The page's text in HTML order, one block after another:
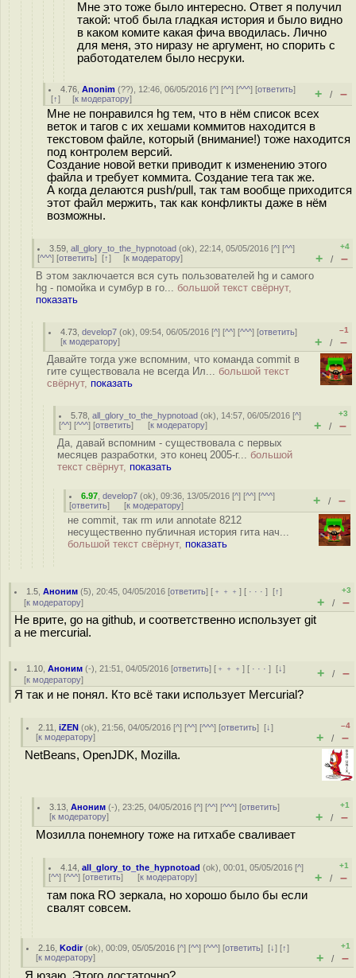
Мне это тоже было интересно. Ответ я получил
такой: чтоб была гладкая история и было видно
в каком комите какая фича вводилась. Лично
для меня, это ниразу не аргумент, но спорить с
работодателем было несруки.
4.76 ,Anonim (??), 12:46, 06/05/2016 [^] [^^] [^^^] [ответить]
[↑] [к модератору] + / –
Мне не понравился hg тем, что в нём список всех
веток и тагов с их хешами коммитов находится в
текстовом файле, который (внимание!) тоже находится
под контролем версий.
Создание новой ветки приводит к изменению этого
файла и требует коммита. Создание тега так же.
А когда делаются push/pull, так там вообще приходится
этот файл мержить, так как конфликты даже в нём
возможны.
3.59 ,all_glory_to_the_hypnotoad (ok), 22:14, 05/05/2016 [^] [^^]
[^^^] [ответить] [↑] [к модератору]
+4
+ / –
В этом заключается вся суть пользователей hg и самого
hg - помойка и сумбур в го... большой текст свёрнут,
показать
4.73 ,develop7 (ok), 09:54, 06/05/2016 [^] [^^] [^^^] [ответить]
[к модератору]
–1
+ / –
Давайте тогда уже вспомним, что команда commit в
гите существовала не всегда Ил... большой текст
свёрнут, показать
5.78 ,all_glory_to_the_hypnotoad (ok), 14:57, 06/05/2016 [^]
[^^] [^^^] [ответить] [к модератору]
+3
+ / –
Да, давай вспомним - существовала с первых
месяцев разработки, это конец 2005-г... большой
текст свёрнут, показать
6.97 ,develop7 (ok), 09:36, 13/05/2016 [^] [^^] [^^^]
[ответить] [к модератору] + / –
не commit, так rm или annotate 8212
несущественно публичная история гита нач...
большой текст свёрнут, показать
1.5 ,Аноним (5), 20:45, 04/05/2016 [ответить] [ ﹢﹢﹢] [ · · ·][↑]
[к модератору]
+3
+ / –
Не врите, go на github, и соответственно использует git
а не mercurial.
1.10 ,Аноним (-), 21:51, 04/05/2016 [ответить] [ ﹢﹢﹢] [ · · ·][↓]
[к модератору] + / –
Я так и не понял. Кто всё таки использует Mercurial?
2.11 ,iZEN (ok), 21:56, 04/05/2016 [^] [^^] [^^^] [ответить][↓]
[к модератору]
–4
+ / –
NetBeans, OpenJDK, Mozilla.
3.13 ,Аноним (-), 23:25, 04/05/2016 [^] [^^] [^^^] [ответить]
[к модератору]
+1
+ / –
Мозилла понемногу тоже на гитхабе сваливает
4.14 ,all_glory_to_the_hypnotoad (ok), 00:01, 05/05/2016 [^]
[^^] [^^^] [ответить] [к модератору]
+1
+ / –
там пока RO зеркала, но хорошо было бы если
свалят совсем.
2.16 ,Kodir(ok), 00:09, 05/05/2016 [^] [^^] [^^^] [ответить][↓] [↑]
[к модератору]
+1
+ / –